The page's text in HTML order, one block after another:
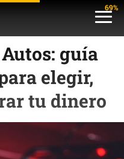
69%
guía
elegir,
tu dinero